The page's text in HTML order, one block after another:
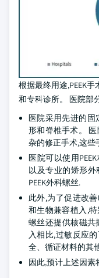
根据最终用途,PEEK
和专科诊所。 医院部
医院采用先进的固
形和脊椎手术。
杂的修正手术,这些
医院可以使用
以及专业的矫形
PEEK外科螺丝.
此外,为了促进改
和生物兼容植入,
螺丝还提供核磁共
入相比,过敏反应
全、循证材料的其
因此,预计上述因素